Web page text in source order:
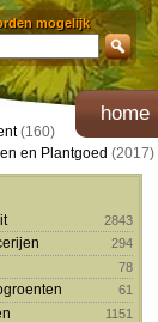
mogelijk
home
(160)
en Plantgoed (2017)
2843
294
78
61
1151